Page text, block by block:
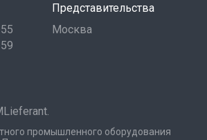
Представительства
Москва
промышленного оборудования